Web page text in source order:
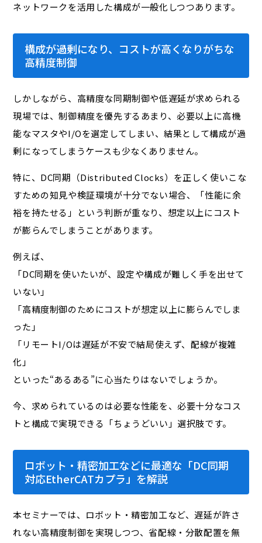
ネットワークを活用した構成が一般化しつつあります。
構成が過剰になり、コストが高くなりがちな
高精度制御
しかしながら、高精度な同期制御や低遅延が求められる
現場では、制御精度を優先するあまり、必要以上に高機
能なマスタやI/Oを選定してしまい、結果として構成が過
剰になってしまうケースも少なくありません。
特に、DC同期（Distributed Clocks）を正しく使いこな
すための知見や検証環境が十分でない場合、「性能に余
裕を持たせる」という判断が重なり、想定以上にコスト
が膨らんでしまうことがあります。
例えば、
「DC同期を使いたいが、設定や構成が難しく手を出せて
いない」
「高精度制御のためにコストが想定以上に膨らんでしま
った」
「リモートI/Oは遅延が不安で結局使えず、配線が複雑
化」
といった“あるある”に心当たりはないでしょうか。
今、求められているのは必要な性能を、必要十分なコス
トと構成で実現できる「ちょうどいい」選択肢です。
ロボット・精密加工などに最適な「DC同期
対応EtherCATカプラ」を解説
本セミナーでは、ロボット・精密加工など、遅延が許さ
れない高精度制御を実現しつつ、省配線・分散配置を無